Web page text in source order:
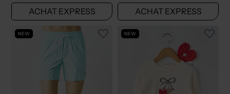
ACHAT EXPRESS ACHAT EXPRESS
NEW NEW